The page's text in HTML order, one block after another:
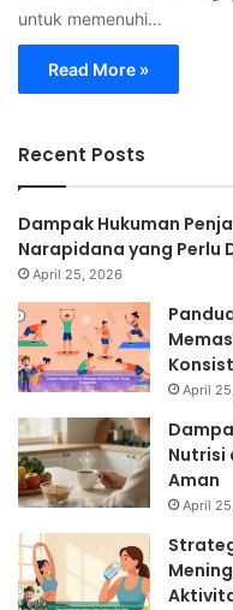
untuk memenuhi…
Read More »
Recent Posts
Dampak Hukuman
Narapidana yang Perlu
April 25, 2026
April
Nutrisi
Aman
April